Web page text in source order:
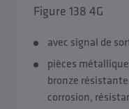
Figure 138 4G
avec signal de
pièces
bronze
corrosion,